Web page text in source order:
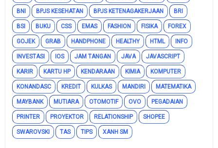
BNI BPJS KESEHATAN BPJS KETENAGAKERJAAN BRI
BSI BUKU CSS EMAS FASHION FISIKA FOREX
GOJEK GRAB HANDPHONE HEALTHY HTML INFO
INVESTASI IOS JAM TANGAN JAVA JAVASCRIPT
KARIR KARTU HP KENDARAAN KIMIA KOMPUTER
KONANDASC KREDIT KULKAS MANDIRI MATEMATIKA
MAYBANK MUTIARA OTOMOTIF OVO PEGADAIAN
PRINTER PROYEKTOR RELATIONSHIP SHOPEE
SWAROVSKI TAS TIPS XANH SM